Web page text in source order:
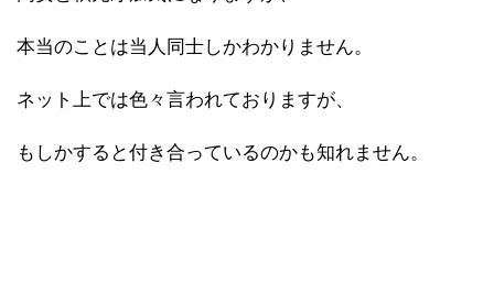
本当のことは当人同士しかわかりません。
ネット上では色々言われておりますが、
もしかすると付き合っているのかも知れません。